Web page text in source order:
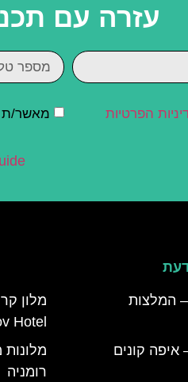
עזרה עם
הפרטיות מאשר/ת
המלצות
קונים
Hotel)
רומניה